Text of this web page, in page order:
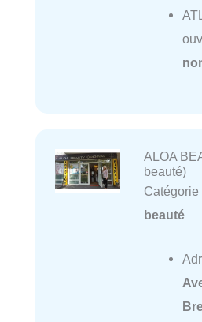
ALOA
beauté)
Catégorie
beauté